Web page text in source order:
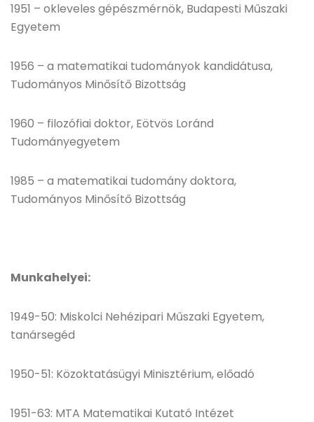
1951 – okleveles gépészmérnök, Budapesti Műszaki
Egyetem
1956 – a matematikai tudományok kandidátusa,
Tudományos Minősítő Bizottság
1960 – filozófiai doktor, Eötvös Loránd
Tudományegyetem
1985 – a matematikai tudomány doktora,
Tudományos Minősítő Bizottság
Munkahelyei:
1949-50: Miskolci Nehézipari Műszaki Egyetem,
tanársegéd
1950-51: Közoktatásügyi Minisztérium, előadó
1951-63: MTA Matematikai Kutató Intézet